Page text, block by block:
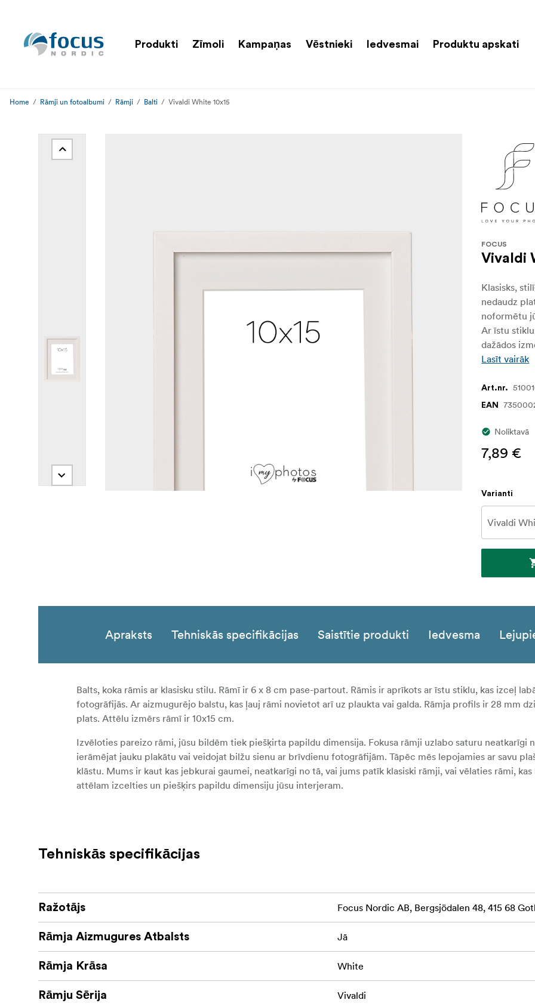
Produkti Zīmoli Kampaņas Vēstnieki Iedvesmai Produktu apskati
Home Rāmji un fotoalbumi Rāmji Balti Vivaldi White 10x15
FOCUS
Vivaldi
Klasisks,
nedaudz
noformētu
Ar īstu
dažādos
Lasīt vairāk
Art.nr.
EAN
Noliktavā
7,89 €
Varianti
Apraksts Tehniskās specifikācijas Saistītie produkti Iedvesma
Balts, koka rāmis ar klasisku stilu. Rāmī ir 6 x 8 cm pase-partout. Rāmis ir aprīkots ar īstu stiklu, kas izceļ
fotogrāfijās. Ar aizmugurējo balstu, kas ļauj rāmi novietot arī uz plaukta vai galda. Rāmja profils ir 28 mm
plats. Attēlu izmērs rāmī ir 10x15 cm.
Izvēloties pareizo rāmi, jūsu bildēm tiek piešķirta papildu dimensija. Fokusa rāmji uzlabo saturu neatkarīgi
ierāmējat jauku plakātu vai veidojat bilžu sienu ar brīvdienu fotogrāfijām. Tāpēc mēs lepojamies ar savu
klāstu. Mums ir kaut kas jebkurai gaumei, neatkarīgi no tā, vai jums patīk klasiski rāmji, vai vēlaties rāmi, kas
attēlam izcelties un piešķirs papildu dimensiju jūsu interjeram.
Tehniskās specifikācijas
Ražotājs Focus Nordic AB, Bergsjödalen 48, 415 68
Rāmja Aizmugures Atbalsts Jā
Rāmja Krāsa White
Rāmju Sērija Vivaldi